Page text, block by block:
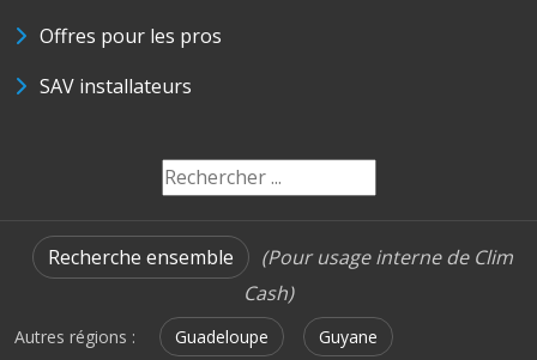
Offres pour les pros
SAV installateurs
Recherche ensemble
(Pour usage interne de Clim
Cash)
Autres régions : Guadeloupe Guyane